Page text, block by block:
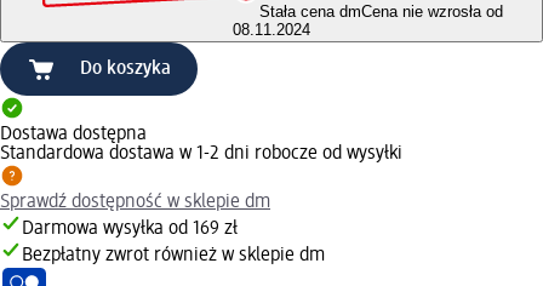
Stała cena dmCena nie wzrosła od
08.11.2024
Do koszyka
Dostawa dostępna
Standardowa dostawa w 1-2 dni robocze od wysyłki
Sprawdź dostępność w sklepie dm
Darmowa wysyłka od 169 zł
Bezpłatny zwrot również w sklepie dm